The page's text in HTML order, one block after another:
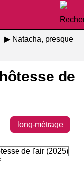
Natacha, presque
de
long-métrage